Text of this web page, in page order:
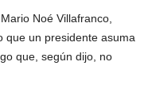
Noé Villafranco,
que un presidente asuma
que, según dijo, no